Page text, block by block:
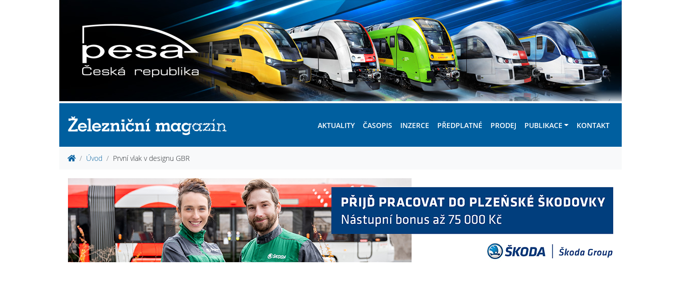
AKTUALITY ČASOPIS INZERCE PŘEDPLATNÉ PRODEJ PUBLIKACE KONTAKT
Úvod První vlak v designu GBR